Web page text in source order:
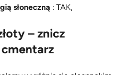
słoneczną : TAK,
– znicz
cmentarz